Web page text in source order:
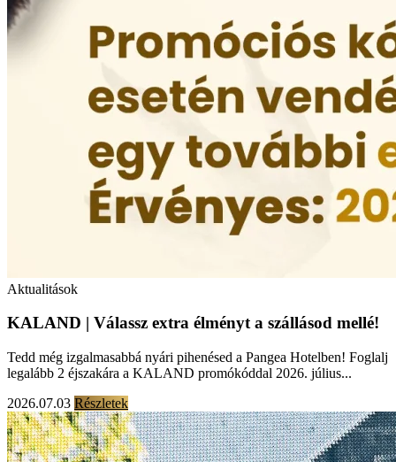
Aktualitások
KALAND | Válassz extra élményt a szállásod mellé!
Tedd még izgalmasabbá nyári pihenésed a Pangea Hotelben! Foglalj
legalább 2 éjszakára a KALAND promókóddal 2026. július...
2026.07.03 Részletek